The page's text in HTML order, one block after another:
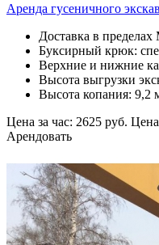
Аренда гусеничного
Доставка в
Буксирный крюк:
Верхние и нижние
Высота выгрузки
Высота копания: 9,2
Цена за час: 2625 руб.
Арендовать